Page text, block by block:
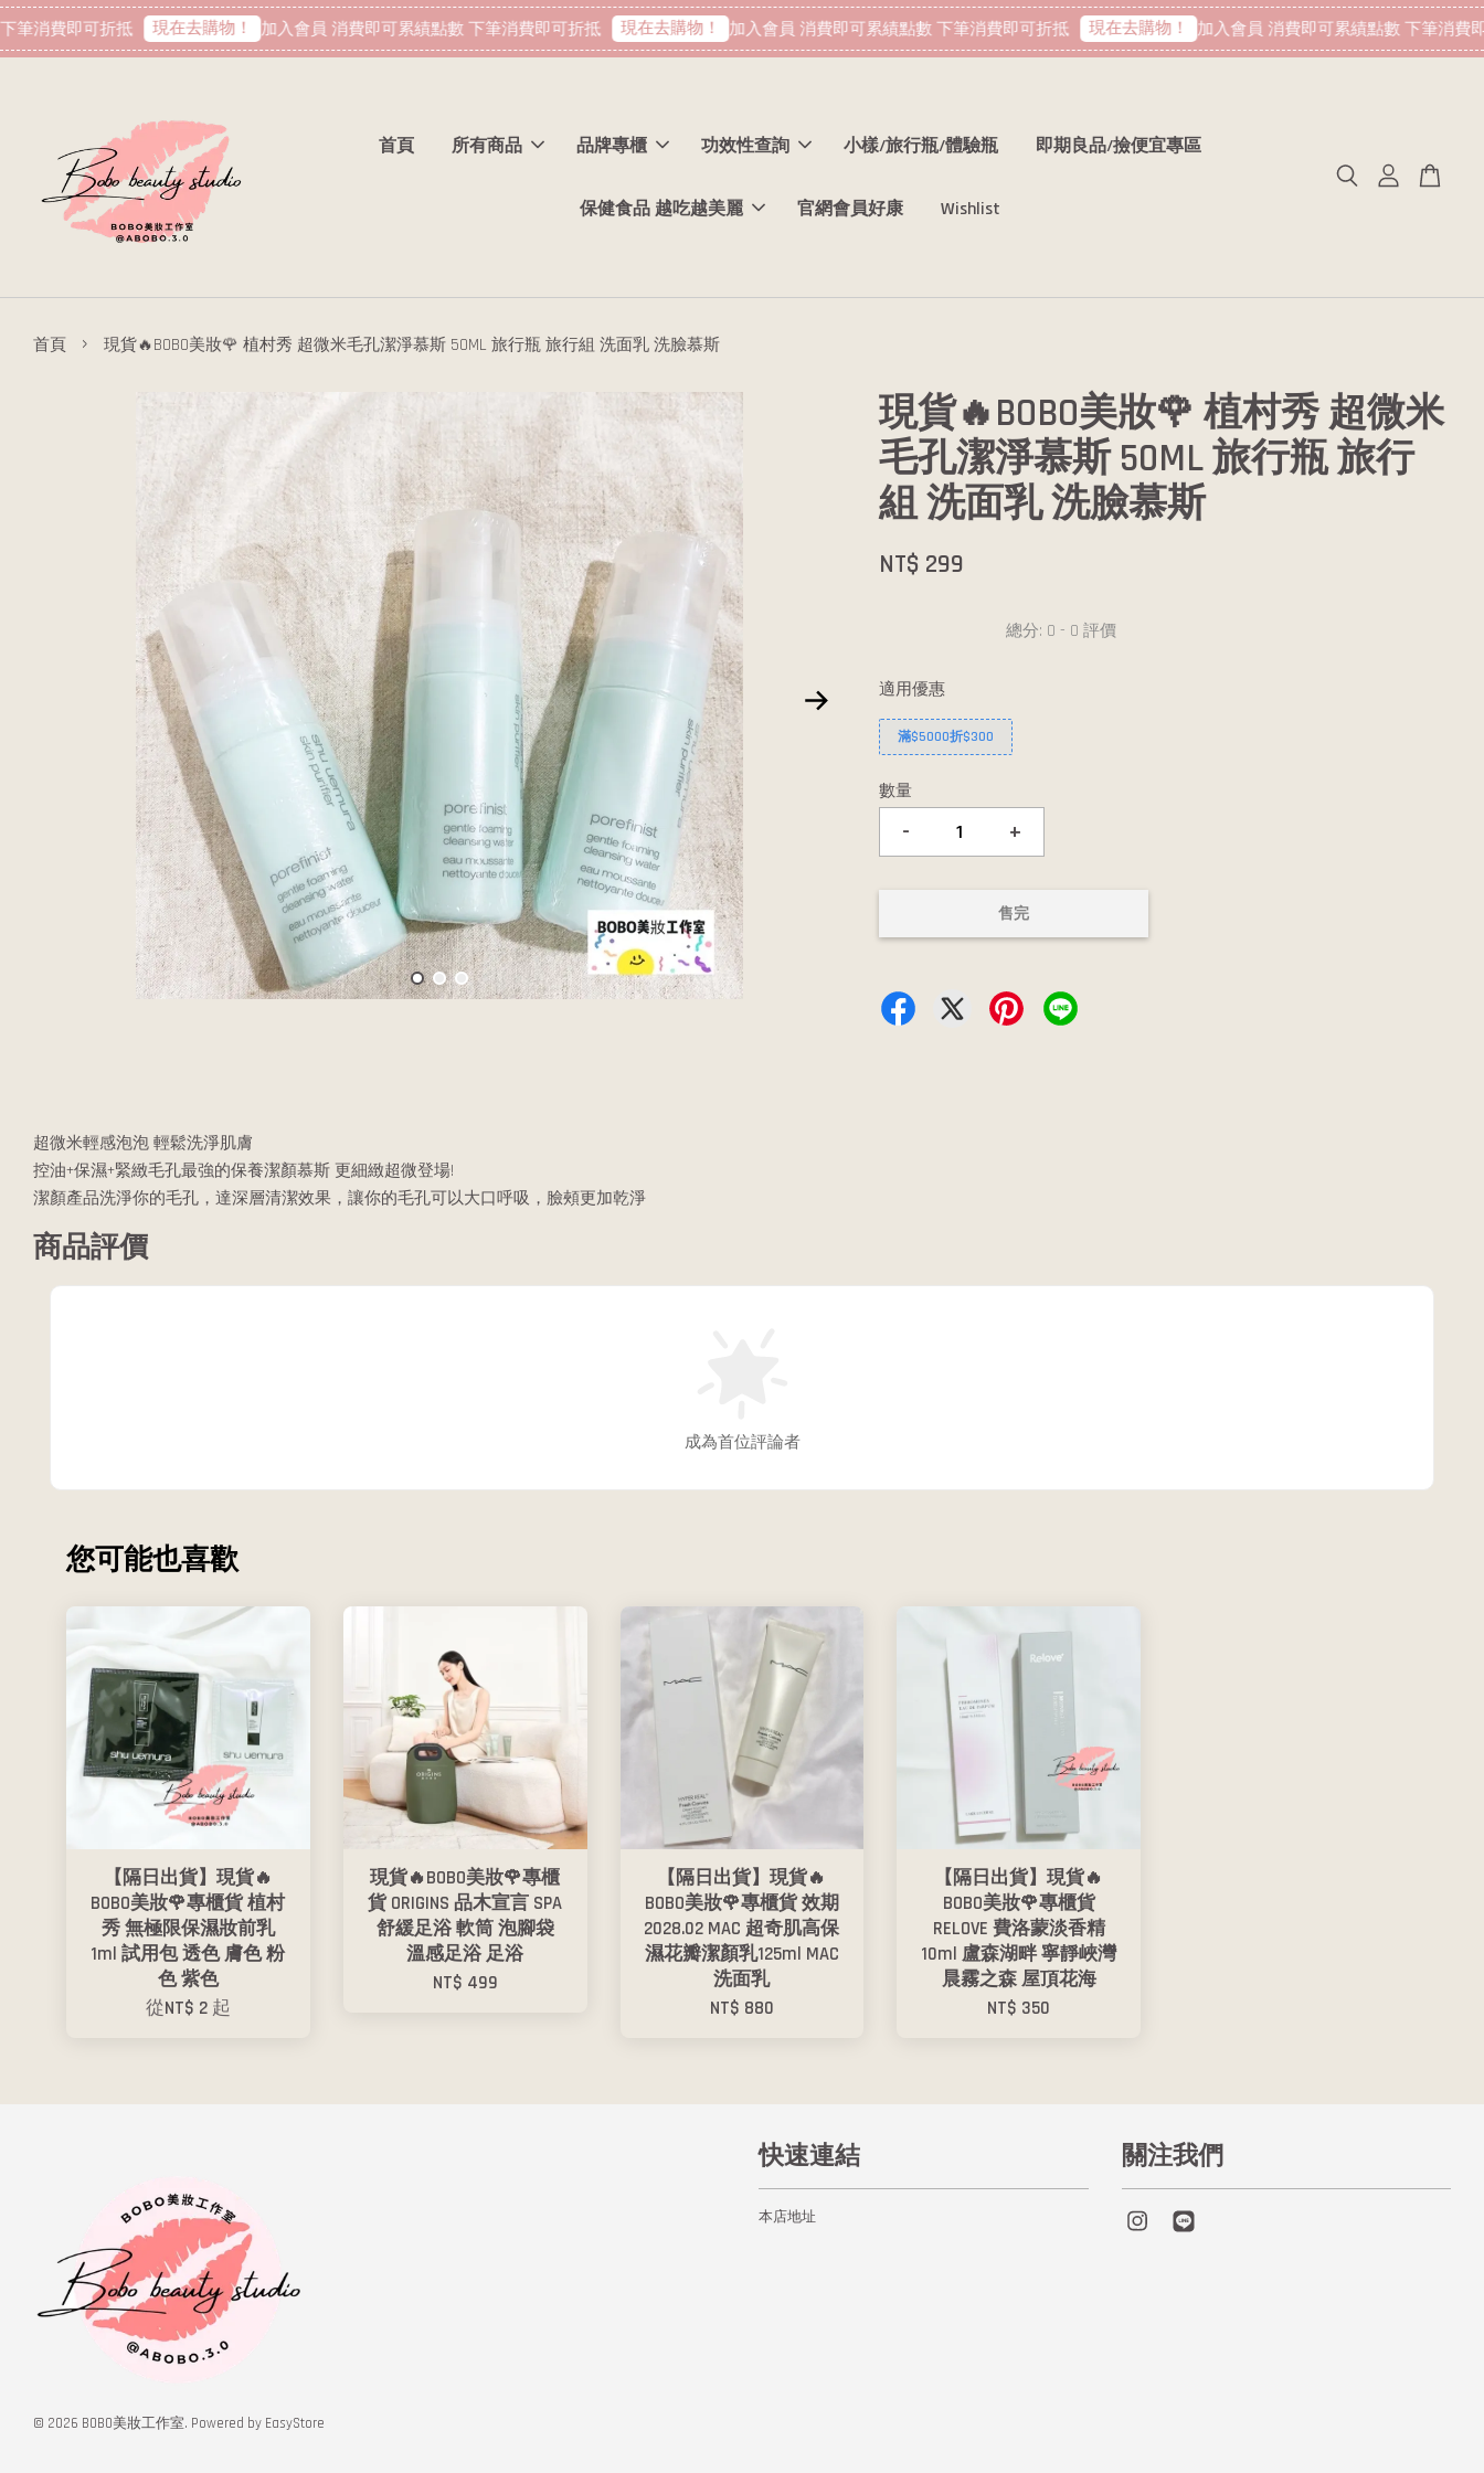
消費即可折抵 現在去購物！ 加入會員 消費即可累績點數 下筆消費即可折抵 現在去購物！ 加入會員 消費即可累績點數 下筆消費即可折抵 現在去購物！ 加入會員 消費即可累績點數 下筆消費即
首頁 所有商品 品牌專櫃 功效性查詢 小樣/旅行瓶/體驗瓶 即期良品/撿便宜專區
保健食品 越吃越美麗 官網會員好康 Wishlist
首頁 › 現貨🔥BOBO美妝🌹 植村秀 超微米毛孔潔淨慕斯 50ML 旅行瓶 旅行組 洗面乳 洗臉慕斯
現貨🔥BOBO美妝🌹 植村秀 超微米
毛孔潔淨慕斯 50ML 旅行瓶 旅行
組 洗面乳 洗臉慕斯
NT$ 299
總分: 0 - 0 評價
適用優惠
滿$5000折$300
數量
- +
售完
超微米輕感泡泡 輕鬆洗淨肌膚
控油+保濕+緊緻毛孔最強的保養潔顏慕斯 更細緻超微登場!
潔顏產品洗淨你的毛孔，達深層清潔效果，讓你的毛孔可以大口呼吸，臉頰更加乾淨
商品評價
成為首位評論者
您可能也喜歡
【隔日出貨】現貨🔥
BOBO美妝🌹專櫃貨 植村
秀 無極限保濕妝前乳
1ml 試用包 透色 膚色 粉
色 紫色
從NT$ 2 起
現貨🔥BOBO美妝🌹專櫃
貨 ORIGINS 品木宣言 SPA
舒緩足浴 軟筒 泡腳袋
溫感足浴 足浴
NT$ 499
【隔日出貨】現貨🔥
BOBO美妝🌹專櫃貨 效期
2028.02 MAC 超奇肌高保
濕花瓣潔顏乳125ml MAC
洗面乳
NT$ 880
【隔日出貨】現貨🔥
BOBO美妝🌹專櫃貨
RELOVE 費洛蒙淡香精
10ml 盧森湖畔 寧靜峽灣
晨霧之森 屋頂花海
NT$ 350
© 2026 BOBO美妝工作室. Powered by EasyStore
快速連結
本店地址
關注我們
Instagram